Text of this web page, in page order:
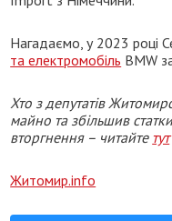
Нагадаємо, у 2023 році
та електромобіль BMW
Хто з депутатів
майно та збільшив
вторгнення – читайте тут
Житомир.info